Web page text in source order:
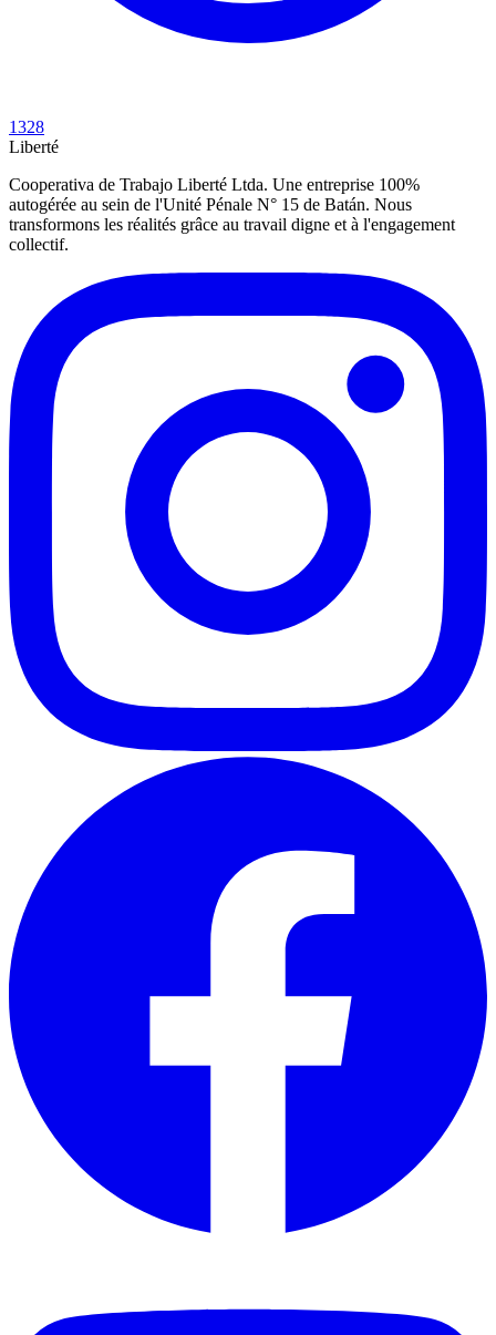
1328
Liberté
Cooperativa de Trabajo Liberté Ltda. Une entreprise 100%
autogérée au sein de l'Unité Pénale N° 15 de Batán. Nous
transformons les réalités grâce au travail digne et à l'engagement
collectif.